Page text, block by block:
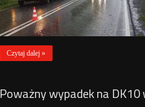
Czytaj dalej »
Poważny wypadek na DK10